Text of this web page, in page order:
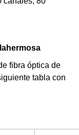
fibra óptica de
tabla con